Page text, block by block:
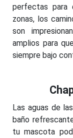
perfectas para
zonas, los
son
amplios para
siempre bajo
Las aguas de
baño
tu mascota